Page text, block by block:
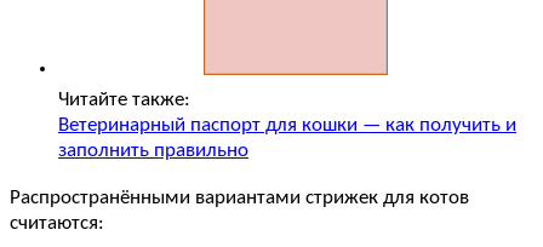
Читайте также:
Ветеринарный паспорт для кошки — как получить и
заполнить правильно
Распространёнными вариантами стрижек для котов
считаются: